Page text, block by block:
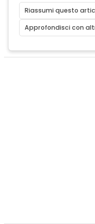
Riassumi questo
Approfondisci con